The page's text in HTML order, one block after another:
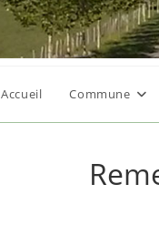
Accueil Commune